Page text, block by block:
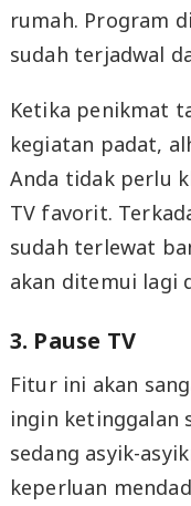
rumah. Program
sudah terjadwal
Ketika penikmat
kegiatan padat,
Anda tidak perlu
TV favorit.
sudah terlewat
akan ditemui lagi
3. Pause TV
Fitur ini akan
ingin ketinggalan
sedang asyik-
keperluan